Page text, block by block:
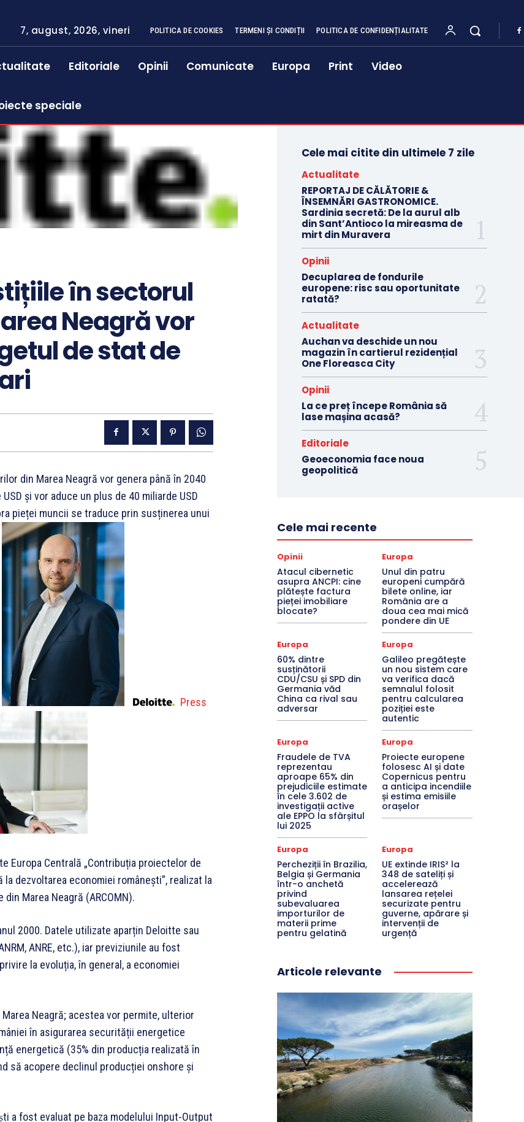
7, august, 2026, vineri POLITICA DE COOKIES TERMENI ȘI CONDIȚII POLITICA DE CONFIDENȚIALITATE
Editoriale Opinii Comunicate Europa Print Video
speciale
în sectorul
Neagră vor
de stat de
din Marea Neagră vor genera până în 2040
și vor aduce un plus de 40 miliarde USD
pieței muncii se traduce prin susținerea unui
Press
Europa Centrală „Contribuția proiectelor de
dezvoltarea economiei românești”, realizat la
Marea Neagră (ARCOMN).
2000. Datele utilizate aparțin Deloitte sau
ANRE, etc.), iar previziunile au fost
la evoluția, în general, a economiei
Neagră; acestea vor permite, ulterior
în asigurarea securității energetice
energetică (35% din producția realizată în
să acopere declinul producției onshore și
a fost evaluat pe baza modelului Input-Output
Cele mai citite din ultimele 7 zile
Actualitate
REPORTAJ DE CĂLĂTORIE &
ÎNSEMNĂRI GASTRONOMICE.
Sardinia secretă: De la aurul alb
din Sant’Antioco la mireasma de
mirt din Muravera
Opinii
Decuplarea de fondurile
europene: risc sau oportunitate
ratată?
Actualitate
Auchan va deschide un nou
magazin în cartierul rezidențial
One Floreasca City
Opinii
La ce preț începe România să
lase mașina acasă?
Editoriale
Geoeconomia face noua
geopolitică
Cele mai recente
Opinii
Atacul cibernetic
asupra ANCPI: cine
plătește factura
pieței imobiliare
blocate?
Europa
Unul din patru
europeni cumpără
bilete online, iar
România are a
doua cea mai mică
pondere din UE
Europa
60% dintre
susținătorii
CDU/CSU și SPD din
Germania văd
China ca rival sau
adversar
Europa
Galileo pregătește
un nou sistem care
va verifica dacă
semnalul folosit
pentru calcularea
poziției este
autentic
Europa
Fraudele de TVA
reprezentau
aproape 65% din
prejudiciile estimate
în cele 3.602 de
investigații active
ale EPPO la sfârșitul
lui 2025
Europa
Proiecte europene
folosesc AI și date
Copernicus pentru
a anticipa incendiile
și estima emisiile
orașelor
Europa
Percheziții în Brazilia,
Belgia și Germania
într-o anchetă
privind
subevaluarea
importurilor de
materii prime
pentru gelatină
Europa
UE extinde IRIS² la
348 de sateliți și
accelerează
lansarea rețelei
securizate pentru
guverne, apărare și
intervenții de
urgență
Articole relevante